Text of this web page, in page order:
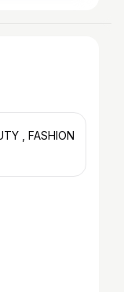
, FASHION